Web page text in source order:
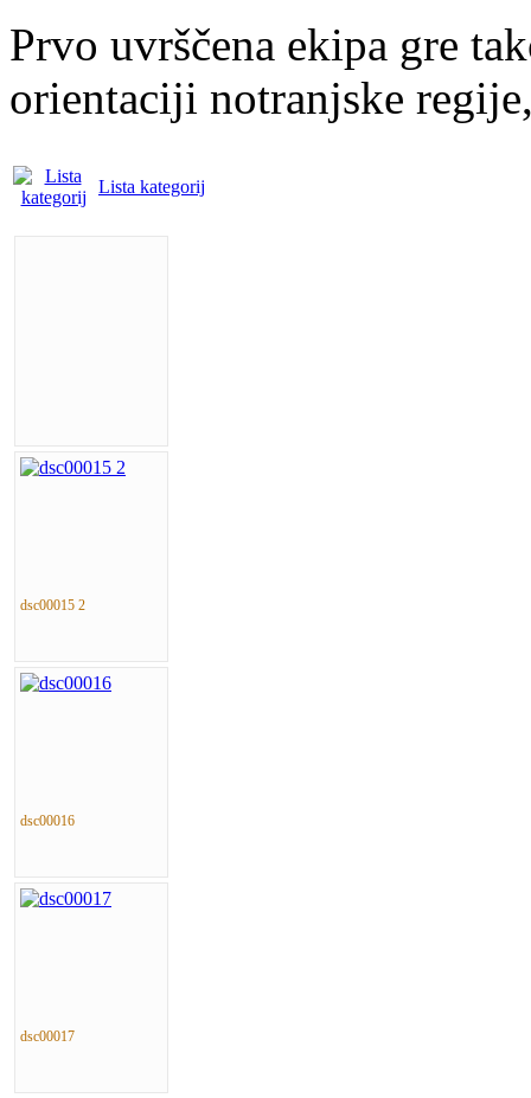
Prvo uvrščena ekipa gre
orientaciji notranjske
Lista kategorij
dsc00015 2
dsc00016
dsc00017